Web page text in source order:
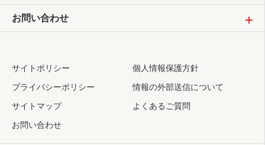
お問い合わせ
サイトポリシー
個人情報保護方針
プライバシーポリシー
情報の外部送信について
サイトマップ
よくあるご質問
お問い合わせ